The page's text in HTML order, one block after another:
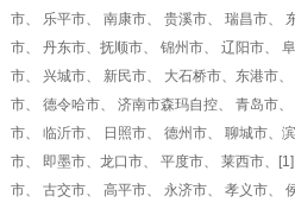
市、 乐平市、 南康市、 贵溪市、 瑞昌市、
市、 丹东市、抚顺市、 锦州市、 辽阳市、
市、 兴城市、 新民市、 大石桥市、东港市
市、 德令哈市、 济南市森玛自控、 青岛市
市、 临沂市、 日照市、 德州市、 聊城市、
市、 即墨市、龙口市、 平度市、 莱西市、
市、 古交市、 高平市、 永济市、 孝义市、